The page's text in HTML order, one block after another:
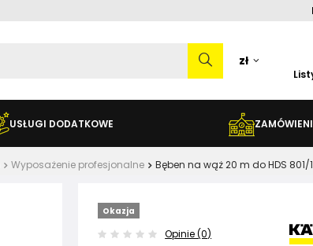
zł
USŁUGI DODATKOWE
Wyposażenie profesjonalne Bęben na wąż 20 m do HDS 801/
Okazja
Opinie (0)